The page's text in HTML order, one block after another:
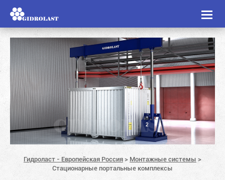
Toggle
Гидроласт - Европейская Россия> Монтажные системы >
Стационарные портальные комплексы